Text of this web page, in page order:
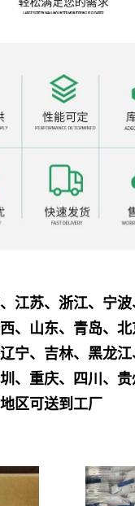
江苏、浙江、宁
、山东、青岛、北
宁、吉林、黑龙
、重庆、四川、贵
区可送到工厂